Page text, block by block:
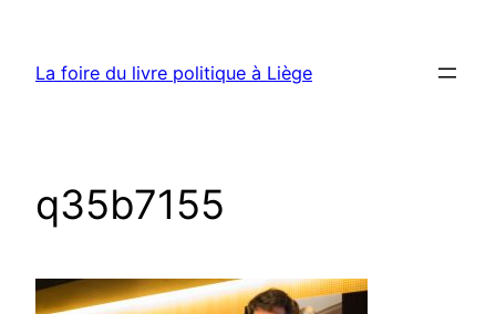
contenu
La foire du livre politique à Liège
q35b7155